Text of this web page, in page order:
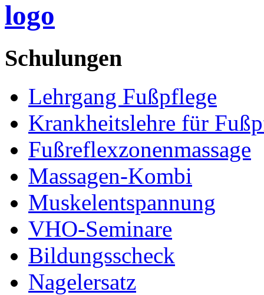
Schulungen
Lehrgang Fußpflege
Krankheitslehre für
Fußreflexzonenmassage
Massagen-Kombi
Muskelentspannung
VHO-Seminare
Bildungsscheck
Nagelersatz